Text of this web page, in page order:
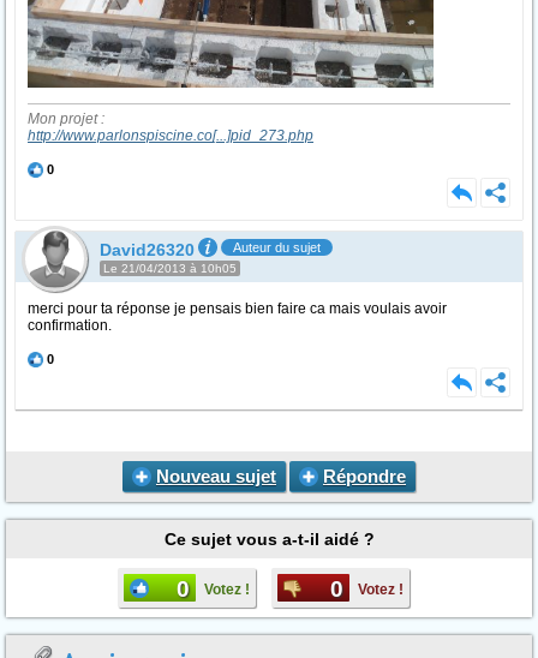
Mon projet :
http://www.parlonspiscine.co[...]pid_273.php
0
David26320 Auteur du sujet
Le 21/04/2013 à 10h05
merci pour ta réponse je pensais bien faire ca mais voulais avoir
confirmation.
0
Nouveau sujet Répondre
Ce sujet vous a-t-il aidé ?
0 Votez ! 0 Votez !